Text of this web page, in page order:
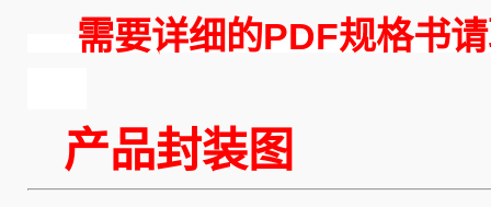
需要详细的PDF规格书请
产品封装图